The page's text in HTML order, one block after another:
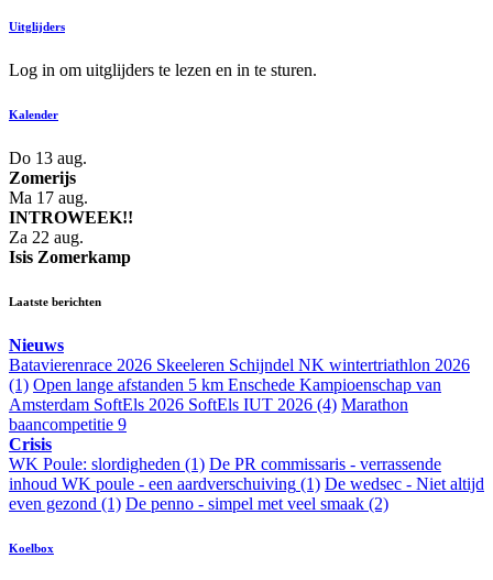
Uitglijders
Log in om uitglijders te lezen en in te sturen.
Kalender
Do 13 aug.
Zomerijs
Ma 17 aug.
INTROWEEK!!
Za 22 aug.
Isis Zomerkamp
Laatste berichten
Nieuws
Batavierenrace 2026 Skeeleren Schijndel NK wintertriathlon 2026
(1) Open lange afstanden 5 km Enschede Kampioenschap van
Amsterdam SoftEls 2026 SoftEls IUT 2026 (4) Marathon
baancompetitie 9
Crisis
WK Poule: slordigheden (1) De PR commissaris - verrassende
inhoud WK poule - een aardverschuiving (1) De wedsec - Niet altijd
even gezond (1) De penno - simpel met veel smaak (2)
Koelbox